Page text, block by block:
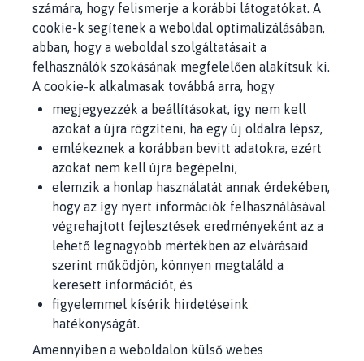
számára, hogy felismerje a korábbi látogatókat. A
cookie-k segítenek a weboldal optimalizálásában,
abban, hogy a weboldal szolgáltatásait a
felhasználók szokásának megfelelően alakítsuk ki.
A cookie-k alkalmasak továbbá arra, hogy
megjegyezzék a beállításokat, így nem kell
azokat a újra rögzíteni, ha egy új oldalra lépsz,
emlékeznek a korábban bevitt adatokra, ezért
azokat nem kell újra begépelni,
elemzik a honlap használatát annak érdekében,
hogy az így nyert információk felhasználásával
végrehajtott fejlesztések eredményeként az a
lehető legnagyobb mértékben az elvárásaid
szerint működjön, könnyen megtaláld a
keresett információt, és
figyelemmel kísérik hirdetéseink
hatékonyságát.
Amennyiben a weboldalon külső webes